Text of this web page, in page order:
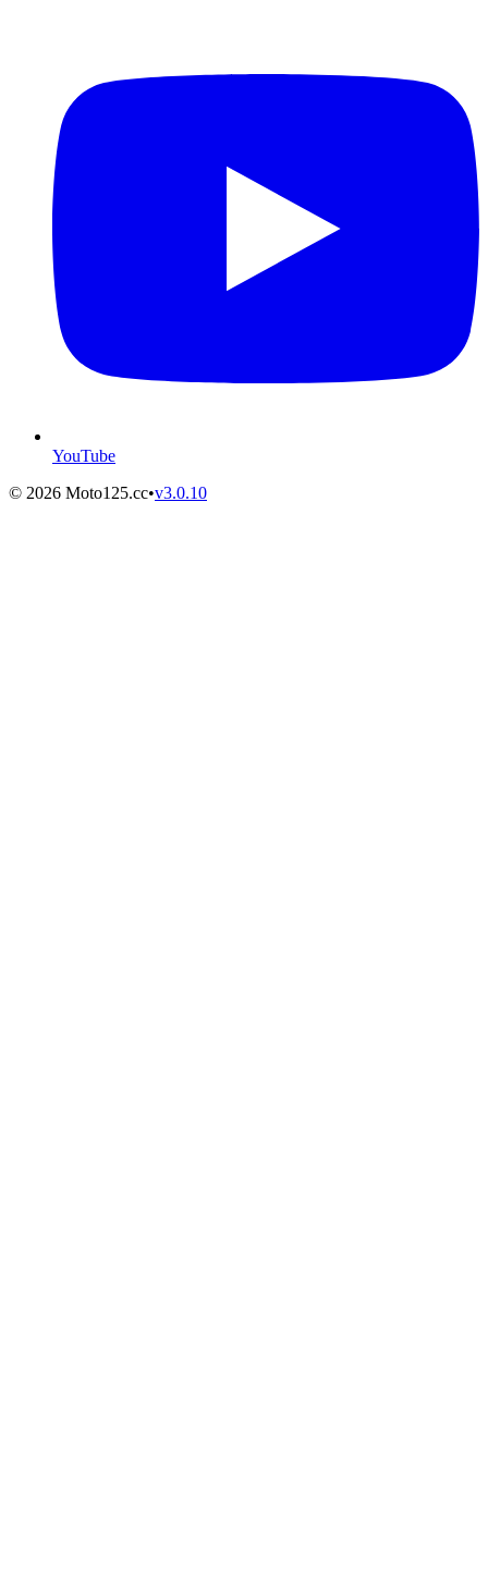
YouTube
© 2026 Moto125.cc•v3.0.10